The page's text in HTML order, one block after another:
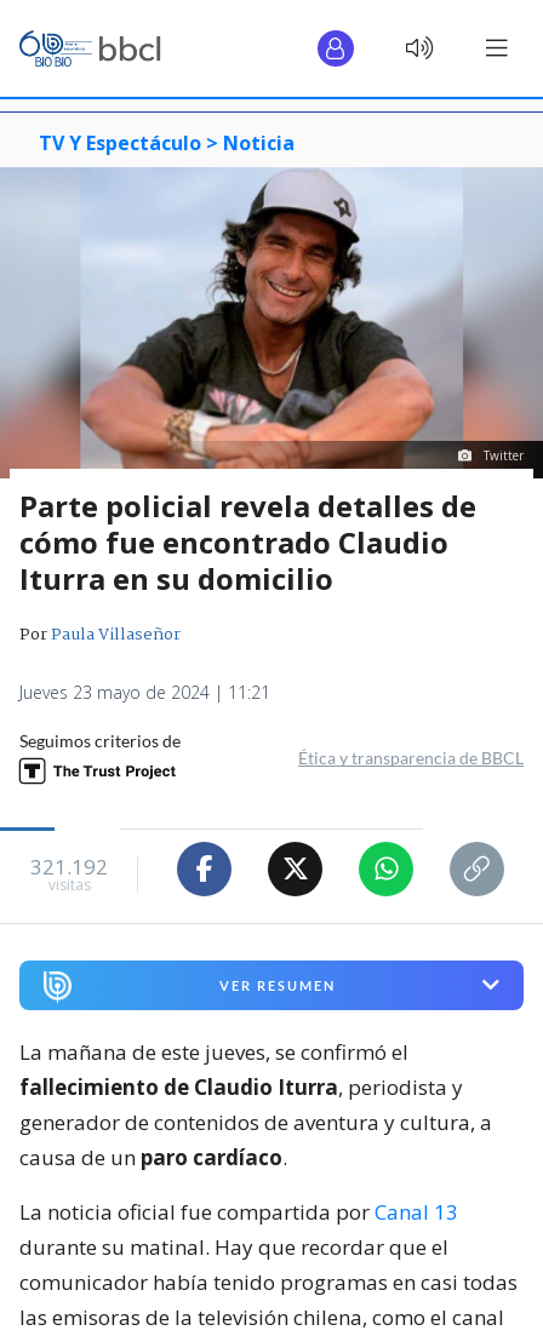
TV Y Espectáculo > Noticia
Twitter
Parte policial revela detalles de
cómo fue encontrado Claudio
Iturra en su domicilio
PorPaula Villaseñor
Jueves 23 mayo de 2024 | 11:21
Seguimos criterios de
Ética y transparencia de BBCL
321.192
visitas
VER RESUMEN
La mañana de este jueves, se confirmó el
fallecimiento de Claudio Iturra, periodista y
generador de contenidos de aventura y cultura, a
causa de un paro cardíaco.
La noticia oficial fue compartida porCanal 13
durante su matinal. Hay que recordar que el
comunicador había tenido programas en casi todas
las emisoras de la televisión chilena, como el canal